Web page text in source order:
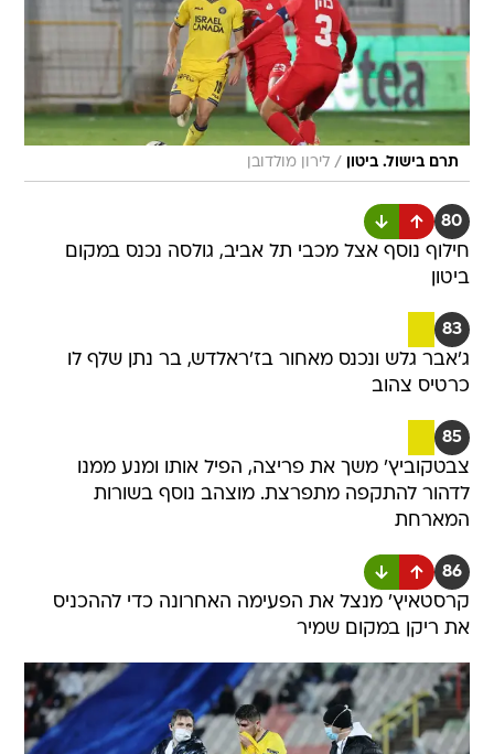
תרם בישול. ביטון / לירון מולדובן
80
חילוף נוסף אצל מכבי תל אביב, גולסה נכנס במקום
ביטון
83
ג'אבר גלש ונכנס מאחור בז'ראלדש, בר נתן שלף לו
כרטיס צהוב
85
צבטקוביץ' משך את פריצה, הפיל אותו ומנע ממנו
לדהור להתקפה מתפרצת. מוצהב נוסף בשורות
המארחת
86
קרסטאיץ' מנצל את הפעימה האחרונה כדי לההכניס
את ריקן במקום שמיר